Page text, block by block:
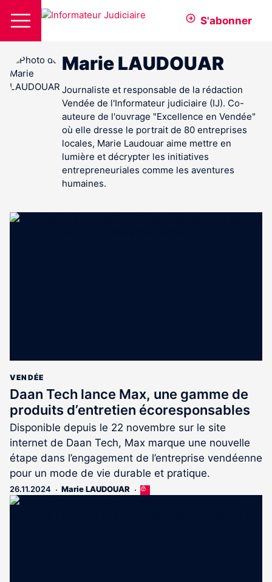
S'abonner
Marie LAUDOUAR
Journaliste et responsable de la rédaction
Vendée de l'Informateur judiciaire (IJ). Co-
auteure de l'ouvrage "Excellence en Vendée"
où elle dresse le portrait de 80 entreprises
locales, Marie Laudouar aime mettre en
lumière et décrypter les initiatives
entrepreneuriales comme les aventures
humaines.
VENDÉE
Daan Tech lance Max, une gamme de
produits d’entretien écoresponsables
Disponible depuis le 22 novembre sur le site
internet de Daan Tech, Max marque une nouvelle
étape dans l’engagement de l’entreprise vendéenne
pour un mode de vie durable et pratique.
26.11.2024 Marie LAUDOUAR
Cet